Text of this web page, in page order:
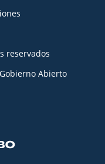
reservados
Abierto